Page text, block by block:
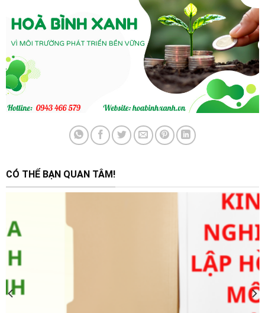
CÓ THỂ BẠN QUAN TÂM!